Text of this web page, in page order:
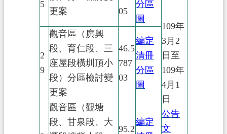
5
更案
05
分區
圖
109年
3月2
日至
109年
4月1
日
公告
文
2
9
觀音區（廣興
段、育仁段、三
座屋段橫圳頂小
段）分區檢討變
更案
46.5
787
03
編定
清冊
分區
圖
觀音區（觀塘
段、甘泉段、大
95.2
編定